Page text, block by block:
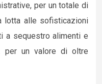
per un totale di
lotta alle sofisticazioni
a sequestro alimenti e
per un valore di oltre